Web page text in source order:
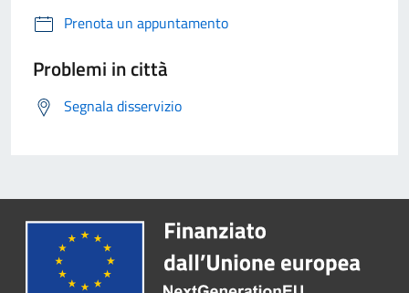
Prenota un appuntamento
Problemi in città
Segnala disservizio